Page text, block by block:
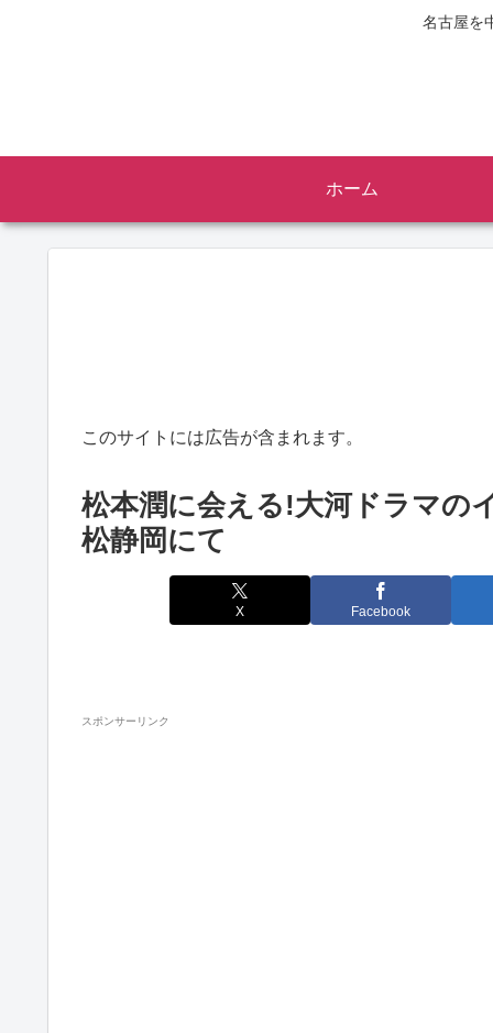
名古屋を
ホーム
このサイトには広告が含まれます。
松本潤に会える!大河ドラマの
松静岡にて
X Facebook
スポンサーリンク